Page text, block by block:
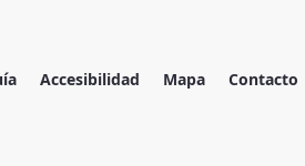
Accesibilidad Mapa Contacto